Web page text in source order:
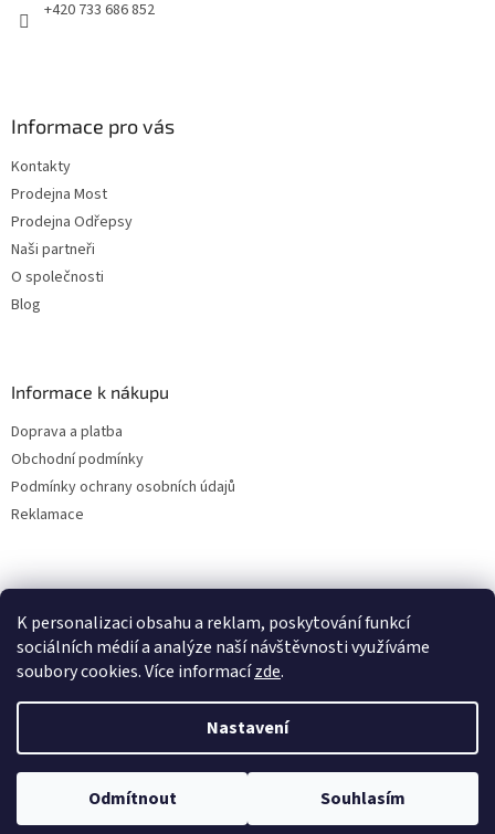
K personalizaci obsahu a reklam, poskytování funkcí
sociálních médií a analýze naší návštěvnosti využíváme
soubory cookies. Více informacízde.
Nastavení
Odmítnout Souhlasím
+420 733 686 852
Informace pro vás
Kontakty
Prodejna Most
Prodejna Odřepsy
Naši partneři
O společnosti
Blog
Informace k nákupu
Doprava a platba
Obchodní podmínky
Podmínky ochrany osobních údajů
Reklamace
Copyright 2026ALBAKMEN. Všechna práva vyhrazena.Upravit